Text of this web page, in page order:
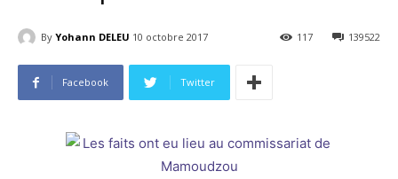
By Yohann DELEU 10 octobre 2017 139522
117
Facebook Twitter